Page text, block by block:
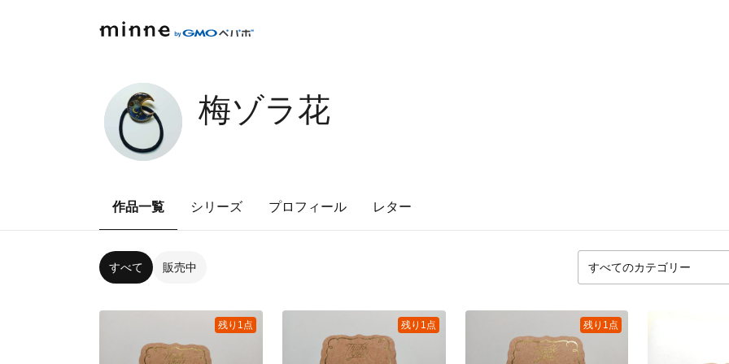
梅ゾラ花
作品一覧 シリーズ プロフィール レター
すべて 販売中
残り1点 残り1点 残り1点